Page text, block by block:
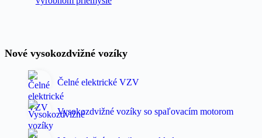
Nové vysokozdvižné vozíky
Čelné elektrické VZV
Vysokozdvižné vozíky so spaľovacím motorom